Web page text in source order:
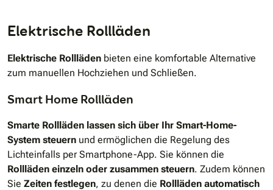
Elektrische Rollläden
Elektrische Rollläden bieten eine komfortable Alternative
zum manuellen Hochziehen und Schließen.
Smart Home Rollläden
Smarte Rollläden lassen sich über Ihr Smart-Home-
System steuern und ermöglichen die Regelung des
Lichteinfalls per Smartphone-App. Sie können die
Rollläden einzeln oder zusammen steuern. Zudem können
Sie Zeiten festlegen, zu denen die Rollläden automatisch